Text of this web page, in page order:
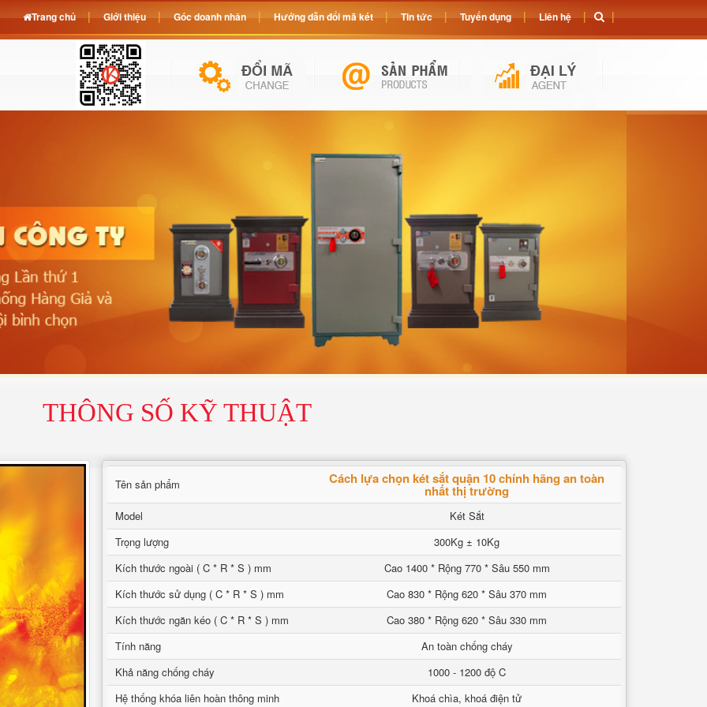
THÔNG SỐ KỸ THUẬT
Tên sản phẩm Cách lựa chọn két sắt quận 10 chính hãng an toàn
nhất thị trường
Model
Két Sắt
Trọng lượng
300Kg ± 10Kg
Kích thước ngoài ( C * R * S ) mm
Cao 1400 * Rộng 770 * Sâu 550 mm
Kích thước sử dụng ( C * R * S ) mm
Cao 830 * Rộng 620 * Sâu 370 mm
Kích thước ngăn kéo ( C * R * S ) mm
Cao 380 * Rộng 620 * Sâu 330 mm
Tính năng
An toàn chống cháy
Khả năng chống cháy
1000 - 1200 độ C
Hệ thống khóa liên hoàn thông minh
Khoá chìa, khoá điện tử
Trang chủ Giới thiệu Góc doanh nhân Hướng dẫn đổi mã két Tin tức Tuyển dụng Liên hệ